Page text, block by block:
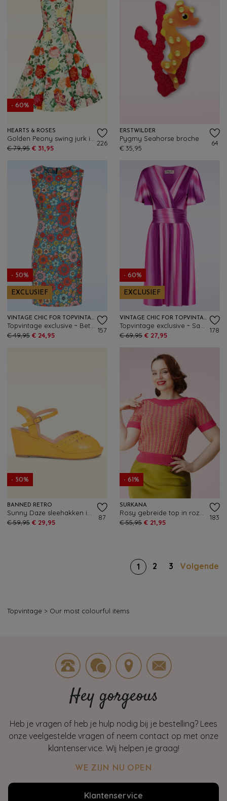
- 60%
HEARTS & ROSES
€ 79,95 € 31,95
226
ERSTWILDER
Pygmy Seahorse broche
€ 35,95
64
- 50%
EXCLUSIEF
VINTAGE CHIC FOR TOPVINTAGE
€ 49,95 € 24,95
157
- 60%
EXCLUSIEF
VINTAGE CHIC FOR TOPVINTAGE
€ 69,95 € 27,95
178
- 50%
BANNED RETRO
€ 59,95 € 29,95
87
- 61%
SURKANA
€ 55,95 € 21,95
183
1 2 3 Volgende
Topvintage > Our most colourful items
Hey gorgeous
Heb je vragen of heb je hulp nodig bij je bestelling? Lees
onze veelgestelde vragen of neem contact op met onze
klantenservice. Wij helpen je graag!
WE ZIJN NU OPEN
Klantenservice